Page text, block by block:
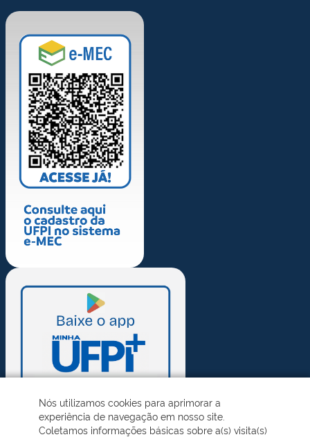
Nós utilizamos cookies para aprimorar a
experiência de navegação em nosso site.
Coletamos informações básicas sobre a(s) visita(s)